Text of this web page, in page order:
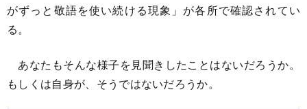
がずっと敬語を使い続ける現象」が各所で確認されてい
る。
あなたもそんな様子を見聞きしたことはないだろうか。
もしくは自身が、そうではないだろうか。